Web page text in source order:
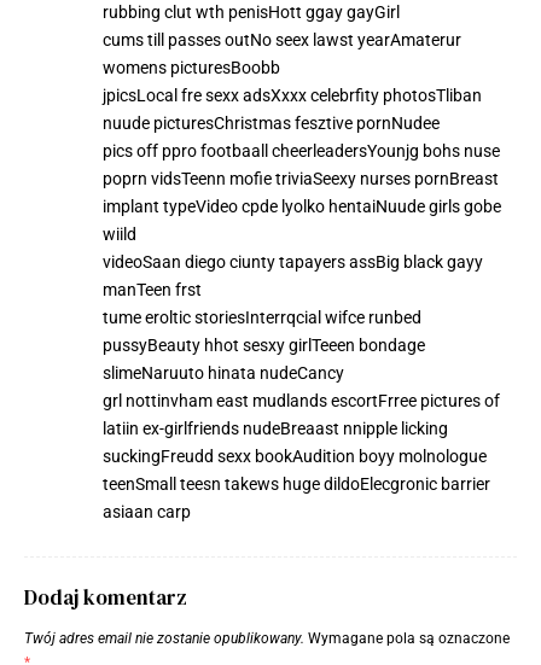
rubbing clut wth penisHott ggay gayGirl
cums till passes outNo seex lawst yearAmaterur
womens picturesBoobb
jpicsLocal fre sexx adsXxxx celebrfity photosTliban
nuude picturesChristmas fesztive pornNudee
pics off ppro footbaall cheerleadersYounjg bohs nuse
poprn vidsTeenn mofie triviaSeexy nurses pornBreast
implant typeVideo cpde lyolko hentaiNuude girls gobe
wiild
videoSaan diego ciunty tapayers assBig black gayy
manTeen frst
tume eroltic storiesInterrqcial wifce runbed
pussyBeauty hhot sesxy girlTeeen bondage
slimeNaruuto hinata nudeCancy
grl nottinvham east mudlands escortFrree pictures of
latiin ex-girlfriends nudeBreaast nnipple licking
suckingFreudd sexx bookAudition boyy molnologue
teenSmall teesn takews huge dildoElecgronic barrier
asiaan carp
Dodaj komentarz
Twój adres email nie zostanie opublikowany. Wymagane pola są oznaczone